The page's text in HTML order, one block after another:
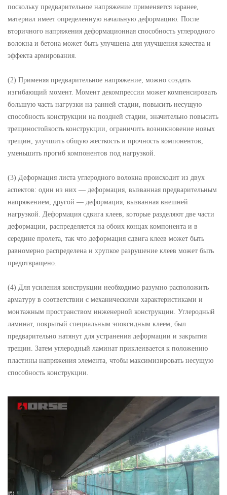
поскольку предварительное напряжение применяется заранее,
материал имеет определенную начальную деформацию. После
вторичного напряжения деформационная способность углеродного
волокна и бетона может быть улучшена для улучшения качества и
эффекта армирования.
(2) Применяя предварительное напряжение, можно создать
изгибающий момент. Момент декомпрессии может компенсировать
большую часть нагрузки на ранней стадии, повысить несущую
способность конструкции на поздней стадии, значительно повысить
трещиностойкость конструкции, ограничить возникновение новых
трещин, улучшить общую жесткость и прочность компонентов,
уменьшить прогиб компонентов под нагрузкой.
(3) Деформация листа углеродного волокна происходит из двух
аспектов: один из них — деформация, вызванная предварительным
напряжением, другой — деформация, вызванная внешней
нагрузкой. Деформация сдвига клеев, которые разделяют две части
деформации, распределяется на обоих концах компонента и в
середине пролета, так что деформация сдвига клеев может быть
равномерно распределена и хрупкое разрушение клеев может быть
предотвращено.
(4) Для усиления конструкции необходимо разумно расположить
арматуру в соответствии с механическими характеристиками и
монтажным пространством инженерной конструкции. Углеродный
ламинат, покрытый специальным эпоксидным клеем, был
предварительно натянут для устранения деформации и закрытия
трещин. Затем углеродный ламинат приклеивается к положению
пластины напряжения элемента, чтобы максимизировать несущую
способность конструкции.